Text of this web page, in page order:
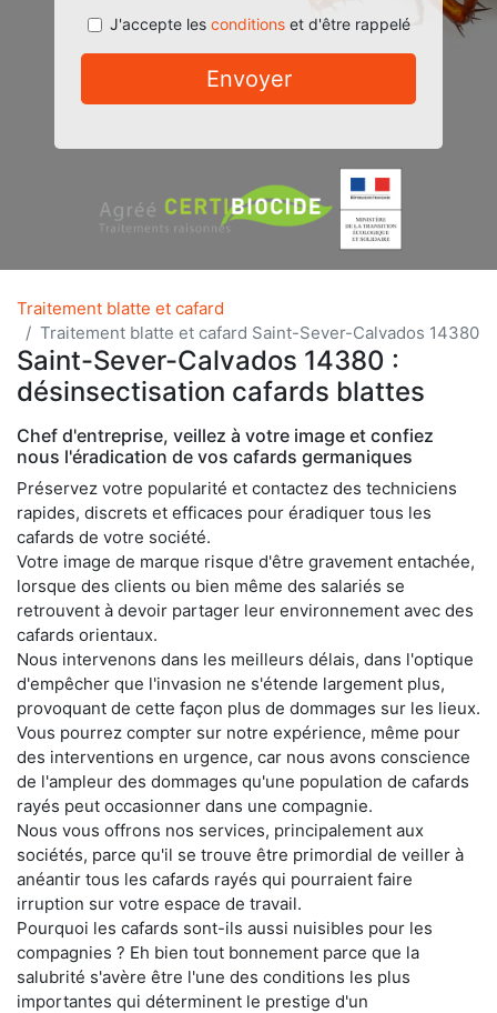
J'accepte les conditionset d'être rappelé
Envoyer
Traitement blatte et cafard
Traitement blatte et cafard Saint-Sever-Calvados 14380
Saint-Sever-Calvados 14380 :
désinsectisation cafards blattes
Chef d'entreprise, veillez à votre image et confiez
nous l'éradication de vos cafards germaniques
Préservez votre popularité et contactez des techniciens
rapides, discrets et efficaces pour éradiquer tous les
cafards de votre société.
Votre image de marque risque d'être gravement entachée,
lorsque des clients ou bien même des salariés se
retrouvent à devoir partager leur environnement avec des
cafards orientaux.
Nous intervenons dans les meilleurs délais, dans l'optique
d'empêcher que l'invasion ne s'étende largement plus,
provoquant de cette façon plus de dommages sur les lieux.
Vous pourrez compter sur notre expérience, même pour
des interventions en urgence, car nous avons conscience
de l'ampleur des dommages qu'une population de cafards
rayés peut occasionner dans une compagnie.
Nous vous offrons nos services, principalement aux
sociétés, parce qu'il se trouve être primordial de veiller à
anéantir tous les cafards rayés qui pourraient faire
irruption sur votre espace de travail.
Pourquoi les cafards sont-ils aussi nuisibles pour les
compagnies ? Eh bien tout bonnement parce que la
salubrité s'avère être l'une des conditions les plus
importantes qui déterminent le prestige d'un